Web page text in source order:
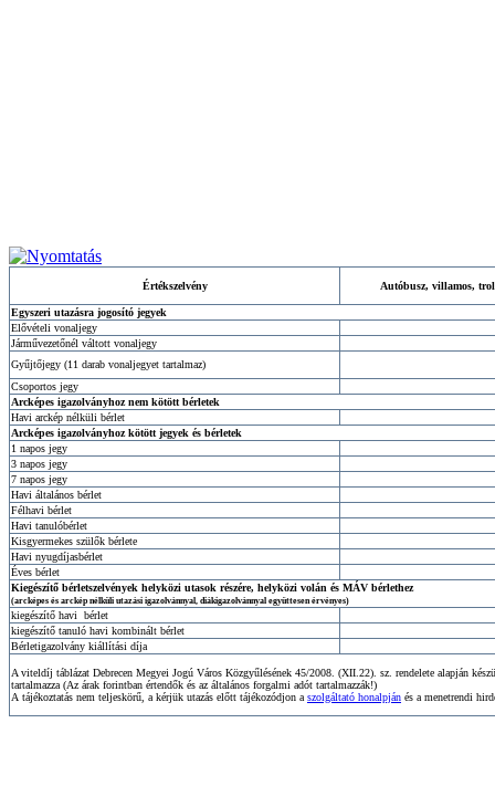
Értékszelvény Autóbusz, villamos,
Egyszeri utazásra jogosító jegyek
Elővételi vonaljegy
Járművezetőnél váltott vonaljegy
Gyűjtőjegy (11 darab vonaljegyet tartalmaz)
Csoportos jegy
Arcképes igazolványhoz nem kötött bérletek
Havi arckép nélküli bérlet
Arcképes igazolványhoz kötött jegyek és bérletek
1 napos jegy
3 napos jegy
7 napos jegy
Havi általános bérlet
Félhavi bérlet
Havi tanulóbérlet
Kisgyermekes szülők bérlete
Havi nyugdíjasbérlet
Éves bérlet
Kiegészítő bérletszelvények helyközi utasok részére, helyközi volán és MÁV bérlethez
(arcképes és arckép nélküli utazási igazolvánnyal, diákigazolvánnyal együttesen érvényes)
kiegészítő havi bérlet
kiegészítő tanuló havi kombinált bérlet
Bérletigazolvány kiállítási díja
A viteldíj táblázat Debrecen Megyei Jogú Város Közgyűlésének 45/2008. (XII.22). sz. rendelete alapján
tartalmazza (Az árak forintban értendők és az általános forgalmi adót tartalmazzák!)
A tájékoztatás nem teljeskörű, a kérjük utazás előtt tájékozódjon a szolgáltató honalpján és a menetrendi